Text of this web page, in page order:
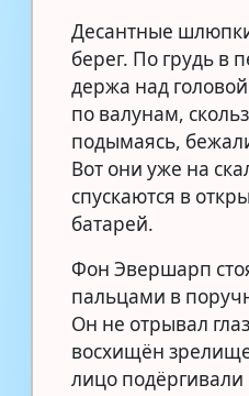
Десантные
берег. По грудь в
держа над
по валунам,
подымаясь,
Вот они уже на
спускаются в
батарей.
Фон Эвершарп
пальцами в
Он не отрывал
восхищён
лицо подёргивали